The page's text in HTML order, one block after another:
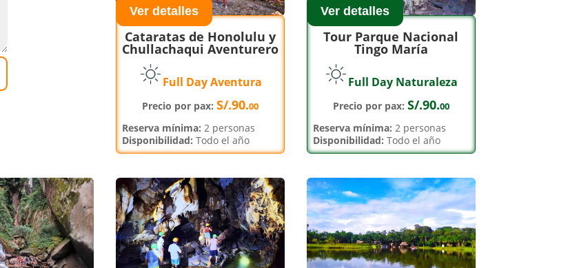
Ver detalles
Cataratas de Honolulu y
Chullachaqui Aventurero
Full Day Aventura
Precio por pax: S/.90.00
Reserva mínima: 2 personas
Disponibilidad: Todo el año
Ver detalles
Tour Parque Nacional
Tingo María
Full Day Naturaleza
Precio por pax: S/.90.00
Reserva mínima: 2 personas
Disponibilidad: Todo el año